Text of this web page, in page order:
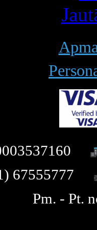
67555777
Pm. - Pt.